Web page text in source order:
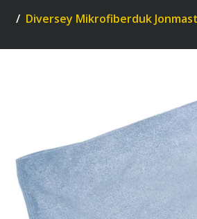
Diversey Mikrofiberduk